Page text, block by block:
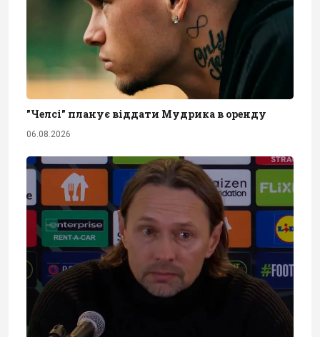
"Челсі" планує віддати Мудрика в оренду
06.08.2026